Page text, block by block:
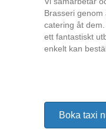
Brasseri genom
catering åt dem
ett fantastiskt ut
enkelt kan bestä
Boka taxi